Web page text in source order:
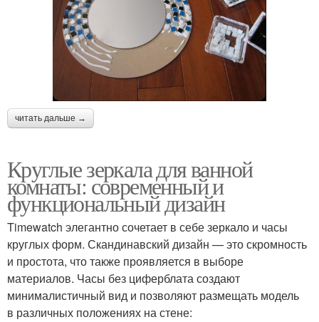
читать дальше →
Круглые зеркала для ванной
комнаты: современный и
функциональный дизайн
Timewatch элегантно сочетает в себе зеркало и часы
круглых форм. Скандинавский дизайн — это скромность
и простота, что также проявляется в выборе
материалов. Часы без циферблата создают
минималистичный вид и позволяют размещать модель
в различных положениях на стене: